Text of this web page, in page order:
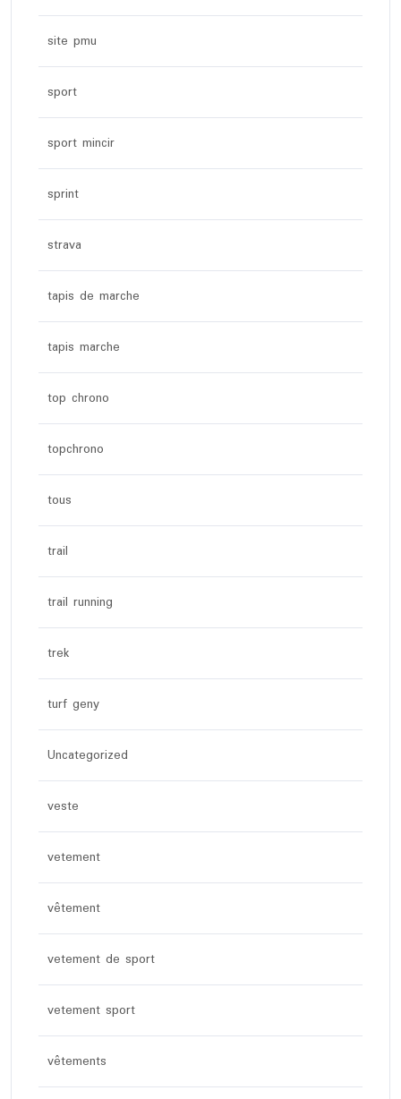
site pmu
sport
sport mincir
sprint
strava
tapis de marche
tapis marche
top chrono
topchrono
tous
trail
trail running
trek
turf geny
Uncategorized
veste
vetement
vêtement
vetement de sport
vetement sport
vêtements